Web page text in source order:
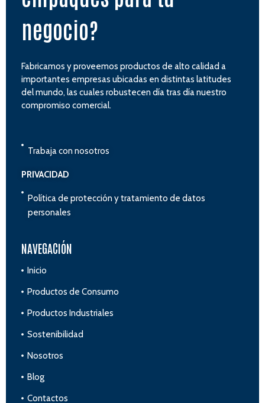
negocio?
Fabricamos y proveemos productos de alto calidad a
importantes empresas ubicadas en distintas latitudes
del mundo, las cuales robustecen día tras día nuestro
compromiso comercial.
Trabaja con nosotros
PRIVACIDAD
Política de protección y tratamiento de datos
personales
NAVEGACIÓN
Inicio
Productos de Consumo
Productos Industriales
Sostenibilidad
Nosotros
Blog
Contactos